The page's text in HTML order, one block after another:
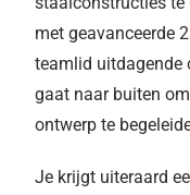
met geavanceerde
teamlid uitdagende
gaat naar buiten
ontwerp te
Je krijgt uiteraard